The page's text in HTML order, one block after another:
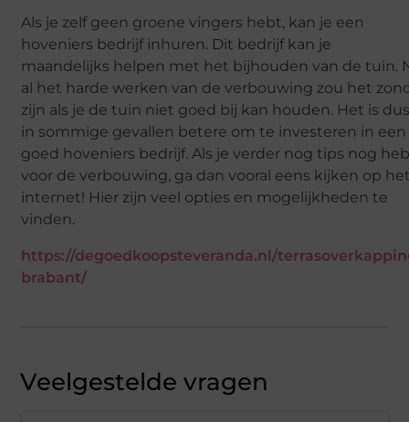
Als je zelf geen groene vingers hebt, kan je een
hoveniers bedrijf inhuren. Dit bedrijf kan je
maandelijks helpen met het bijhouden van de tuin.
al het harde werken van de verbouwing zou het
zijn als je de tuin niet goed bij kan houden. Het is
in sommige gevallen betere om te investeren in een
goed hoveniers bedrijf. Als je verder nog tips nog
voor de verbouwing, ga dan vooral eens kijken op
internet! Hier zijn veel opties en mogelijkheden te
vinden.
https://degoedkoopsteveranda.nl/
brabant/
Veelgestelde vragen